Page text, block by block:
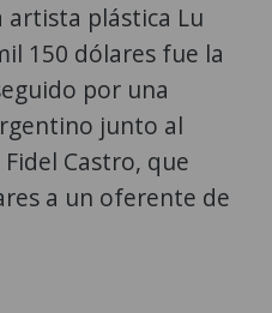
artista plástica Lu
150 dólares fue la
por una
junto al
Castro, que
a un oferente de